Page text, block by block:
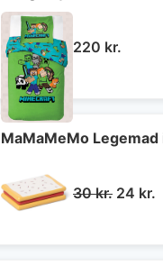
220 kr.
MaMaMeMo
30kr. Den
24 kr.